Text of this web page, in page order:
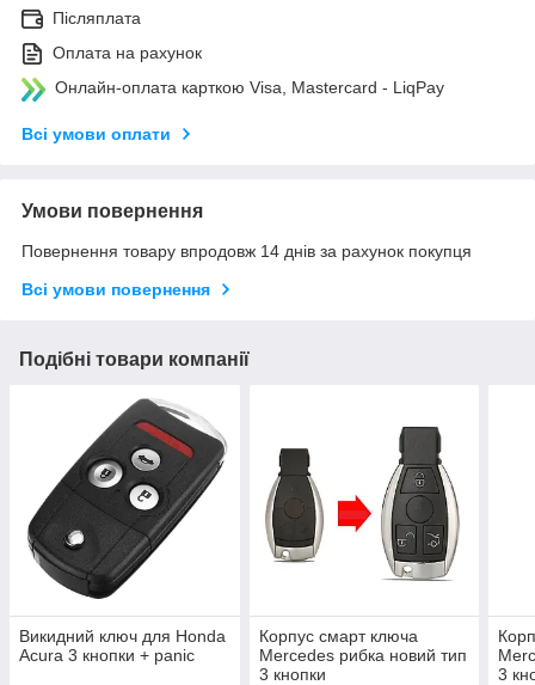
Післяплата
Оплата на рахунок
Онлайн-оплата карткою Visa, Mastercard - LiqPay
Всі умови оплати
Умови повернення
Повернення товару впродовж 14 днів за рахунок покупця
Всі умови повернення
Подібні товари компанії
Викидний ключ для Honda
Acura 3 кнопки + panic
Корпус смарт ключа
Mercedes рибка новий тип
3 кнопки
3